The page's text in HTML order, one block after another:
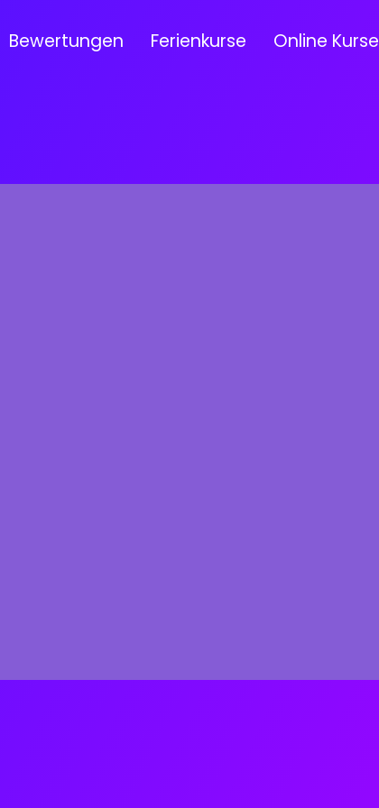
Bewertungen Ferienkurse Online Kurse